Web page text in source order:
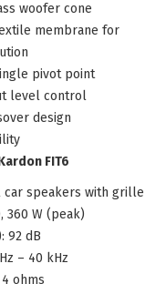
woofer cone
membrane for
pivot point
level control
design
FIT6
car speakers with grille
360 W (peak)
92 dB
– 40 kHz
ohms